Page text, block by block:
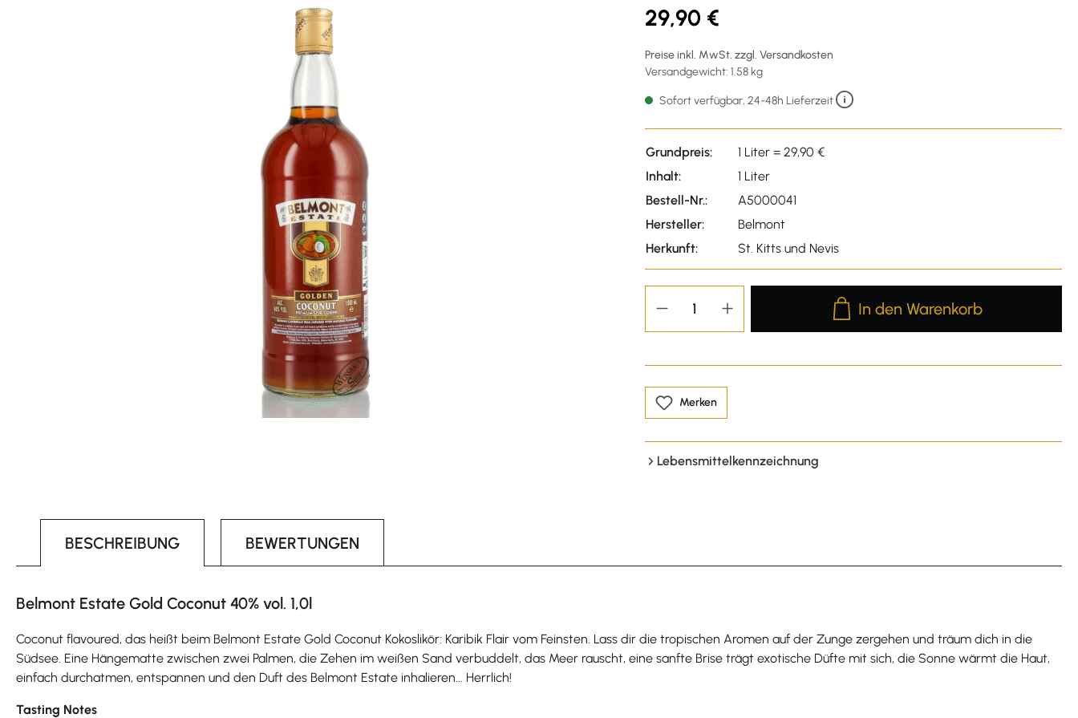
29,90 €
Preise inkl. MwSt. zzgl. Versandkosten
Versandgewicht: 1.58 kg
Sofort verfügbar, 24-48h Lieferzeit
Grundpreis:
1 Liter = 29,90 €
Inhalt:
1 Liter
Bestell-Nr.:
A5000041
Hersteller:
Belmont
Herkunft:
St. Kitts und Nevis
Produkt Anzahl: Gib den
In den Warenkorb
Merken
Lebensmittelkennzeichnung
BESCHREIBUNG BEWERTUNGEN
Belmont Estate Gold Coconut 40% vol. 1,0l
Coconut flavoured, das heißt beim Belmont Estate Gold Coconut Kokoslikör: Karibik Flair vom Feinsten. Lass dir die tropischen Aromen auf der Zunge zergehen und träum dich in die
Südsee. Eine Hängematte zwischen zwei Palmen, die Zehen im weißen Sand verbuddelt, das Meer rauscht, eine sanfte Brise trägt exotische Düfte mit sich, die Sonne wärmt die Haut,
einfach durchatmen, entspannen und den Duft des Belmont Estate inhalieren... Herrlich!
Tasting Notes